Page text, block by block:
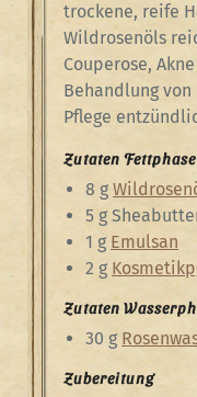
trockene, reife
Wildrosenöls
Couperose,
Behandlung
Pflege e
Zutaten Fettphase
8 g
5 g
1 g Emulsan
2 g
Zutaten
30 g
Zubereitung